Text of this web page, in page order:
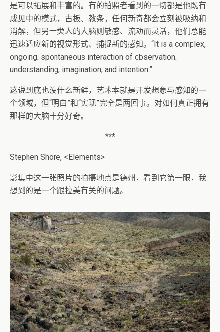
是可以拓展和丰富的。有的拍照者看到的一切都是他既有
成见中的模式，古板、教条，任何新奇都会立刻被吸纳和
消解，但另一类人的大脑则敏感、流动而灵活，他们总能
迅速适应新的视觉形式、捕捉新的感知。“It is a complex,
ongoing, spontaneous interaction of observation,
understanding, imagination, and intention.”
这说到底也没什么新鲜，艺术本就是开发想象与感知的一
个领域，但“明白”和“实现”完全是两回事。对如何真正拥有
那样的大脑十分好奇。
***
Stephen Shore, <Elements>
影集中这一张照片的拍摄地点是德州，看到它第一眼，我
想到的是一个跟拉美有关的问题。